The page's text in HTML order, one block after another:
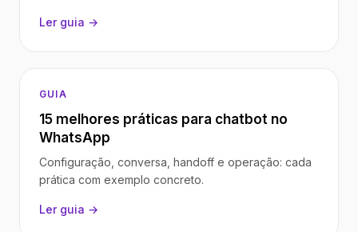
Ler guia →
GUIA
15 melhores práticas para chatbot no
WhatsApp
Configuração, conversa, handoff e operação: cada
prática com exemplo concreto.
Ler guia →